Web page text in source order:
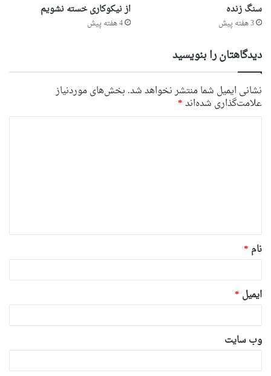
سنگ زنده
3 هفته پیش
از نیکوکاری خسته نشویم
4 هفته پیش
دیدگاهتان را بنویسید
نشانی ایمیل شما منتشر نخواهد شد. بخش‌های موردنیاز
علامت‌گذاری شده‌اند*
*
نام *
ایمیل *
وب‌ سایت